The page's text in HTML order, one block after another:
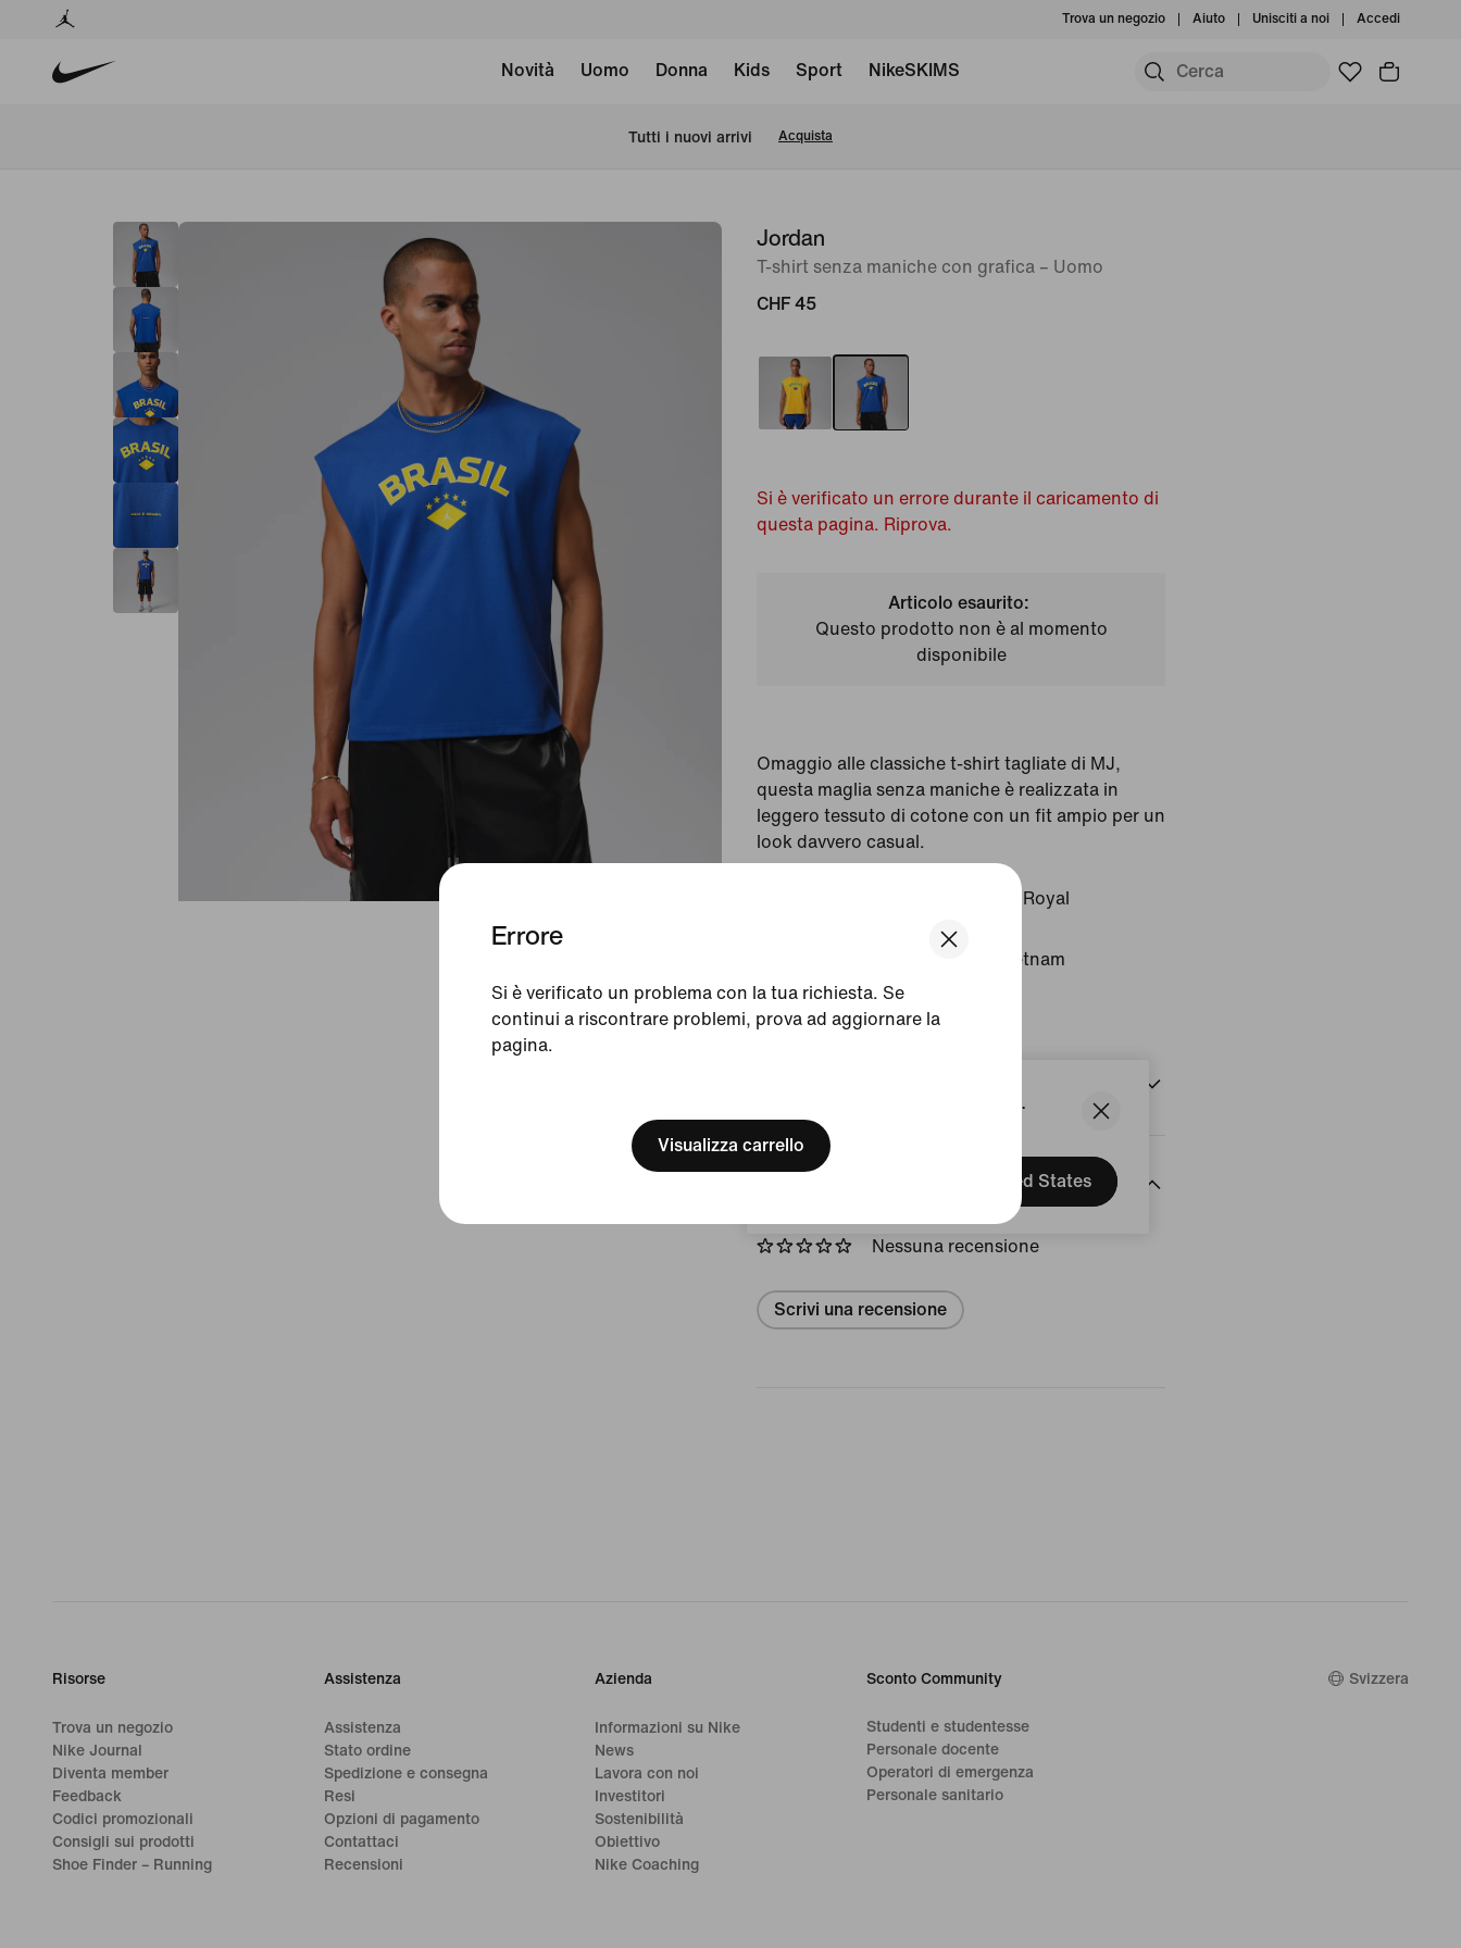
We think you are in United States.
Update your location?
United States
Errore
Si è verificato un problema con la tua richiesta. Se
continui a riscontrare problemi, prova ad aggiornare la
pagina.
Visualizza carrello
Trova un negozio Aiuto Unisciti a noi Accedi
Novità Uomo Donna Kids Sport NikeSKIMS
Tutti i nuovi arrivi Acquista
immagine
Jordan
T-shirt senza maniche con grafica – Uomo
CHF 45
Si è verificato un errore durante il caricamento di
questa pagina. Riprova.
Articolo esaurito:
Questo prodotto non è al momento
disponibile
Omaggio alle classiche t-shirt tagliate di MJ,
questa maglia senza maniche è realizzata in
leggero tessuto di cotone con un fit ampio per un
look davvero casual.
Old Royal
Paese/regione di origine: Vietnam
Visualizza dettagli prodotto
Nessuna recensione
Scrivi una recensione
Risorse
Trova un negozio
Nike Journal
Diventa member
Feedback
Codici promozionali
Consigli sui prodotti
Shoe Finder – Running
Assistenza
Assistenza
Stato ordine
Spedizione e consegna
Resi
Opzioni di pagamento
Contattaci
Recensioni
Azienda
Informazioni su Nike
News
Lavora con noi
Investitori
Sostenibilità
Obiettivo
Nike Coaching
Sconto Community
Studenti e studentesse
Personale docente
Operatori di emergenza
Personale sanitario
Svizzera